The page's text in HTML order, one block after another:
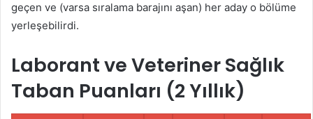
geçen ve (varsa sıralama barajını aşan) her aday o bölüme
yerleşebilirdi.
Laborant ve Veteriner Sağlık
Taban Puanları (2 Yıllık)